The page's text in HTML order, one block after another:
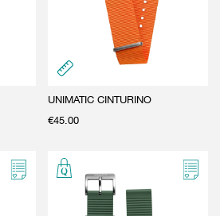
UNIMATIC CINTURINO
€45.00